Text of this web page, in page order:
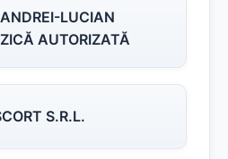
LUCIAN
AUTORIZATĂ
S.R.L.